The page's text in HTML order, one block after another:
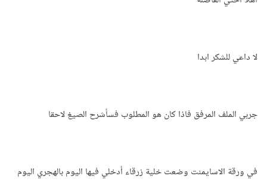
الاساينمت بالمكان المخصص
جربت كذا صيغة وما ضبطت معي للأسف
لا داعي للشكر ابدا
جربي الملف المرفق فاذا كان هو المطلوب فسأشرح الصيغ لاحقا
في ورقة الاسايمنت وضعت خلية زرقاء أدخلي فيها اليوم بالهجري اليوم